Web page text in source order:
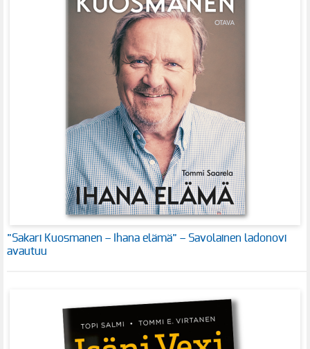
”Sakari Kuosmanen – Ihana elämä” – Savolainen ladonovi
avautuu